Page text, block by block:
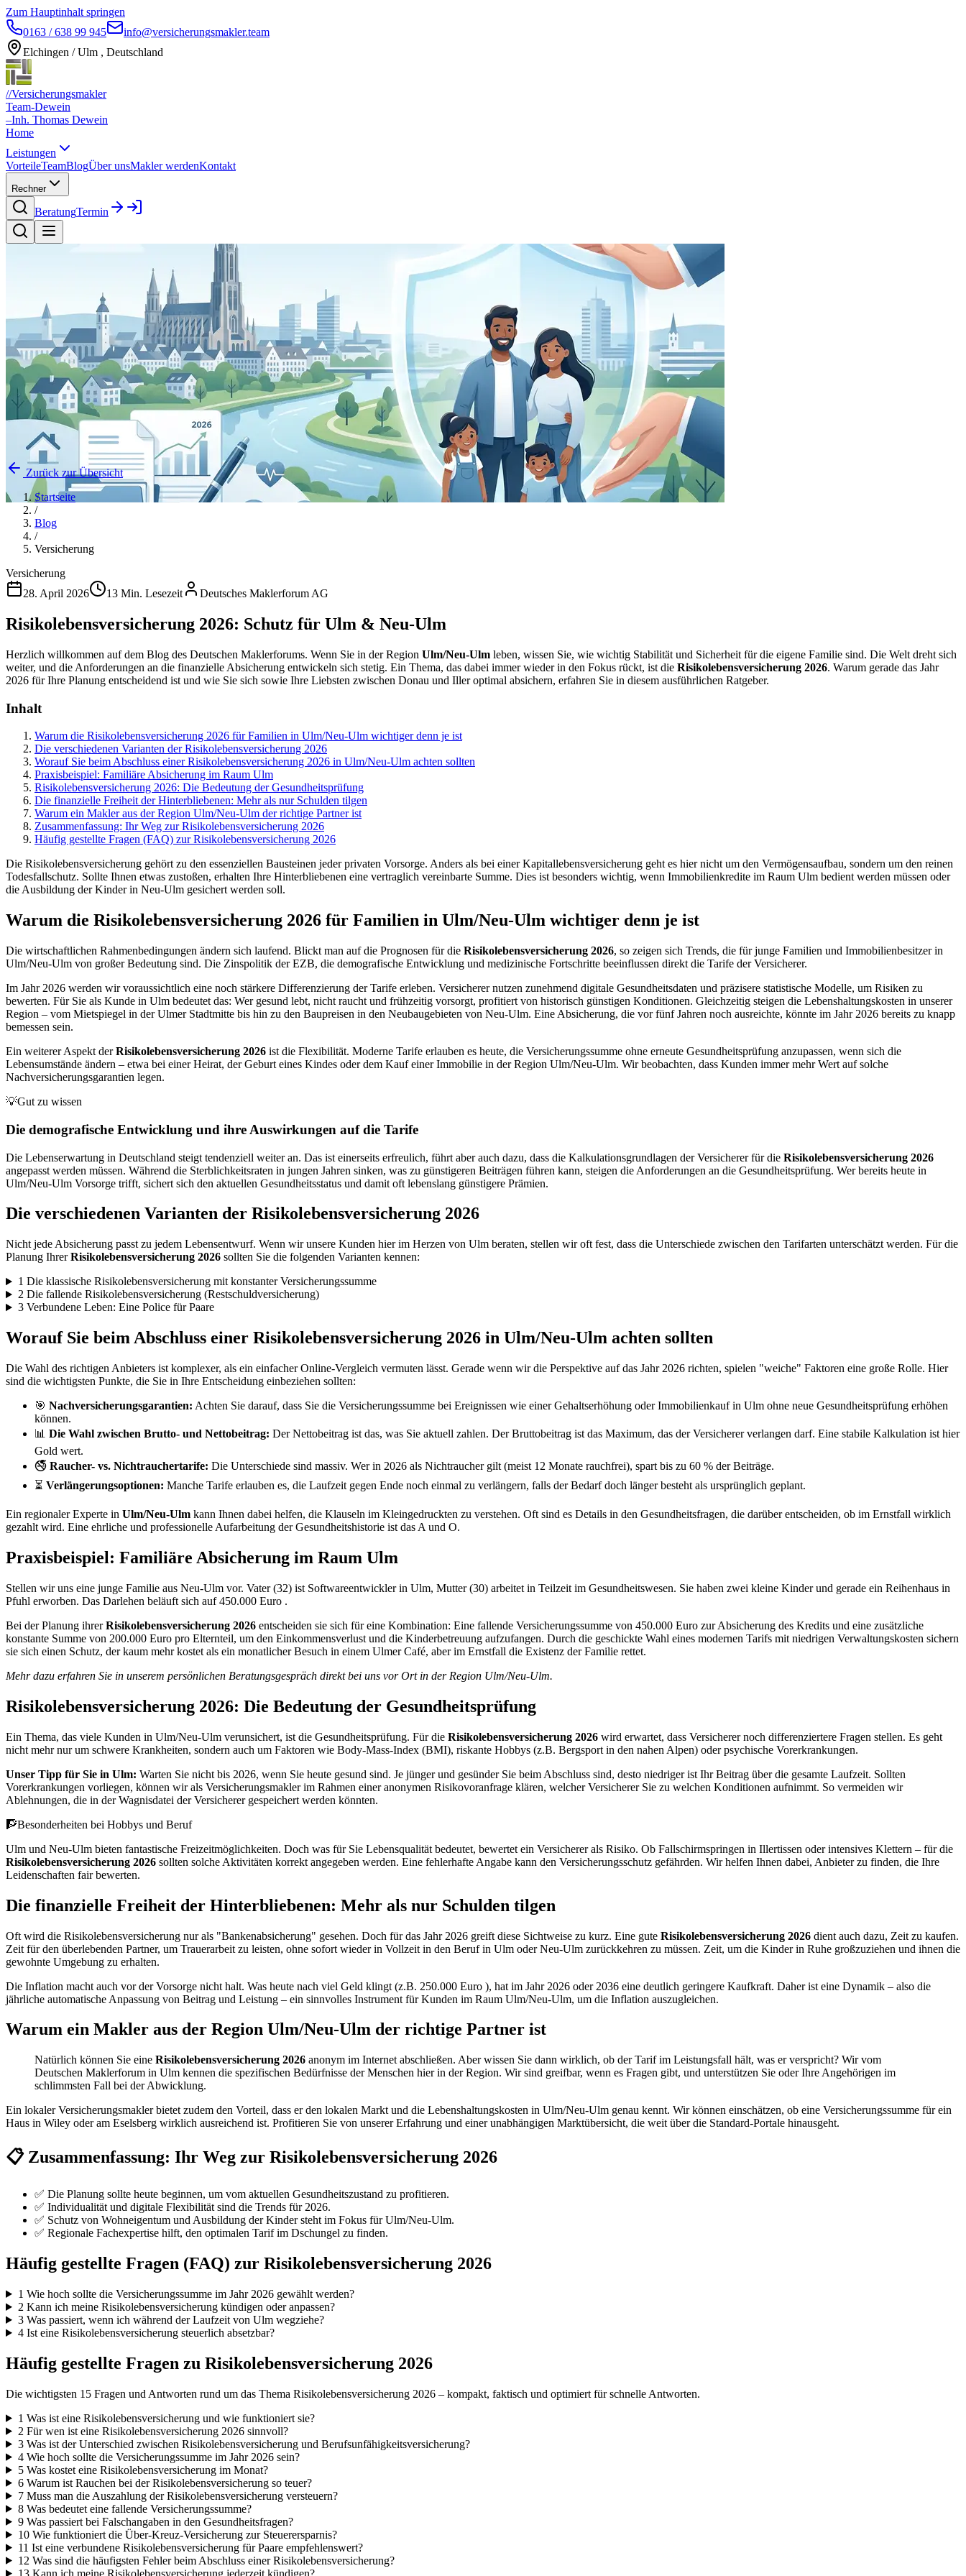
Zum Hauptinhalt springen
0163 / 638 99 945
info@versicherungsmakler.team
Elchingen / Ulm , Deutschland
//Versicherungsmakler
Team-Dewein
–Inh. Thomas Dewein
Home
Leistungen
VorteileTeamBlogÜber unsMakler werdenKontakt
Rechner
BeratungTermin
Zurück zur Übersicht
Startseite
/
Blog
/
Versicherung
Versicherung
28. April 2026
13 Min. Lesezeit Deutsches Maklerforum AG
Risikolebensversicherung 2026: Schutz für Ulm & Neu-Ulm
Herzlich willkommen auf dem Blog des Deutschen Maklerforums. Wenn Sie in der Region Ulm/Neu-Ulm leben, wissen Sie, wie wichtig Stabilität und Sicherheit für die eigene Familie sind. Die Welt dreht sich
weiter, und die Anforderungen an die finanzielle Absicherung entwickeln sich stetig. Ein Thema, das dabei immer wieder in den Fokus rückt, ist die Risikolebensversicherung 2026. Warum gerade das Jahr
2026 für Ihre Planung entscheidend ist und wie Sie sich sowie Ihre Liebsten zwischen Donau und Iller optimal absichern, erfahren Sie in diesem ausführlichen Ratgeber.
Inhalt
Warum die Risikolebensversicherung 2026 für Familien in Ulm/Neu-Ulm wichtiger denn je ist
Die verschiedenen Varianten der Risikolebensversicherung 2026
Worauf Sie beim Abschluss einer Risikolebensversicherung 2026 in Ulm/Neu-Ulm achten sollten
Praxisbeispiel: Familiäre Absicherung im Raum Ulm
Risikolebensversicherung 2026: Die Bedeutung der Gesundheitsprüfung
Die finanzielle Freiheit der Hinterbliebenen: Mehr als nur Schulden tilgen
Warum ein Makler aus der Region Ulm/Neu-Ulm der richtige Partner ist
Zusammenfassung: Ihr Weg zur Risikolebensversicherung 2026
Häufig gestellte Fragen (FAQ) zur Risikolebensversicherung 2026
Die Risikolebensversicherung gehört zu den essenziellen Bausteinen jeder privaten Vorsorge. Anders als bei einer Kapitallebensversicherung geht es hier nicht um den Vermögensaufbau, sondern um den reinen
Todesfallschutz. Sollte Ihnen etwas zustoßen, erhalten Ihre Hinterbliebenen eine vertraglich vereinbarte Summe. Dies ist besonders wichtig, wenn Immobilienkredite im Raum Ulm bedient werden müssen oder
die Ausbildung der Kinder in Neu-Ulm gesichert werden soll.
Warum die Risikolebensversicherung 2026 für Familien in Ulm/Neu-Ulm wichtiger denn je ist
Die wirtschaftlichen Rahmenbedingungen ändern sich laufend. Blickt man auf die Prognosen für die Risikolebensversicherung 2026, so zeigen sich Trends, die für junge Familien und Immobilienbesitzer in
Ulm/Neu-Ulm von großer Bedeutung sind. Die Zinspolitik der EZB, die demografische Entwicklung und medizinische Fortschritte beeinflussen direkt die Tarife der Versicherer.
Im Jahr 2026 werden wir voraussichtlich eine noch stärkere Differenzierung der Tarife erleben. Versicherer nutzen zunehmend digitale Gesundheitsdaten und präzisere statistische Modelle, um Risiken zu
bewerten. Für Sie als Kunde in Ulm bedeutet das: Wer gesund lebt, nicht raucht und frühzeitig vorsorgt, profitiert von historisch günstigen Konditionen. Gleichzeitig steigen die Lebenshaltungskosten in unserer
Region – vom Mietspiegel in der Ulmer Stadtmitte bis hin zu den Baupreisen in den Neubaugebieten von Neu-Ulm. Eine Absicherung, die vor fünf Jahren noch ausreichte, könnte im Jahr 2026 bereits zu knapp
bemessen sein.
Ein weiterer Aspekt derRisikolebensversicherung 2026 ist die Flexibilität. Moderne Tarife erlauben es heute, die Versicherungssumme ohne erneute Gesundheitsprüfung anzupassen, wenn sich die
Lebensumstände ändern – etwa bei einer Heirat, der Geburt eines Kindes oder dem Kauf einer Immobilie in der Region Ulm/Neu-Ulm. Wir beobachten, dass Kunden immer mehr Wert auf solche
Nachversicherungsgarantien legen.
💡Gut zu wissen
Die demografische Entwicklung und ihre Auswirkungen auf die Tarife
Die Lebenserwartung in Deutschland steigt tendenziell weiter an. Das ist einerseits erfreulich, führt aber auch dazu, dass die Kalkulationsgrundlagen der Versicherer für die Risikolebensversicherung 2026
angepasst werden müssen. Während die Sterblichkeitsraten in jungen Jahren sinken, was zu günstigeren Beiträgen führen kann, steigen die Anforderungen an die Gesundheitsprüfung. Wer bereits heute in
Ulm/Neu-Ulm Vorsorge trifft, sichert sich den aktuellen Gesundheitsstatus und damit oft lebenslang günstigere Prämien.
Die verschiedenen Varianten der Risikolebensversicherung 2026
Nicht jede Absicherung passt zu jedem Lebensentwurf. Wenn wir unsere Kunden hier im Herzen von Ulm beraten, stellen wir oft fest, dass die Unterschiede zwischen den Tarifarten unterschätzt werden. Für die
Planung IhrerRisikolebensversicherung 2026 sollten Sie die folgenden Varianten kennen:
1 Die klassische Risikolebensversicherung mit konstanter Versicherungssumme
2 Die fallende Risikolebensversicherung (Restschuldversicherung)
3Verbundene Leben: Eine Police für Paare
Worauf Sie beim Abschluss einer Risikolebensversicherung 2026 in Ulm/Neu-Ulm achten sollten
Die Wahl des richtigen Anbieters ist komplexer, als ein einfacher Online-Vergleich vermuten lässt. Gerade wenn wir die Perspektive auf das Jahr 2026 richten, spielen "weiche" Faktoren eine große Rolle. Hier
sind die wichtigsten Punkte, die Sie in Ihre Entscheidung einbeziehen sollten:
🎯 Nachversicherungsgarantien: Achten Sie darauf, dass Sie die Versicherungssumme bei Ereignissen wie einer Gehaltserhöhung oder Immobilienkauf in Ulm ohne neue Gesundheitsprüfung erhöhen
können.
📊 Die Wahl zwischen Brutto- und Nettobeitrag: Der Nettobeitrag ist das, was Sie aktuell zahlen. Der Bruttobeitrag ist das Maximum, das der Versicherer verlangen darf. Eine stabile Kalkulation ist hier
Gold wert.
🚭 Raucher- vs. Nichtrauchertarife: Die Unterschiede sind massiv. Wer in 2026 als Nichtraucher gilt (meist 12 Monate rauchfrei), spart bis zu 60 % der Beiträge.
⏳ Verlängerungsoptionen: Manche Tarife erlauben es, die Laufzeit gegen Ende noch einmal zu verlängern, falls der Bedarf doch länger besteht als ursprünglich geplant.
Ein regionaler Experte in Ulm/Neu-Ulm kann Ihnen dabei helfen, die Klauseln im Kleingedruckten zu verstehen. Oft sind es Details in den Gesundheitsfragen, die darüber entscheiden, ob im Ernstfall wirklich
gezahlt wird. Eine ehrliche und professionelle Aufarbeitung der Gesundheitshistorie ist das A und O.
Praxisbeispiel: Familiäre Absicherung im Raum Ulm
Stellen wir uns eine junge Familie aus Neu-Ulm vor. Vater (32) ist Softwareentwickler in Ulm, Mutter (30) arbeitet in Teilzeit im Gesundheitswesen. Sie haben zwei kleine Kinder und gerade ein Reihenhaus in
Pfuhl erworben. Das Darlehen beläuft sich auf450.000 Euro .
Bei der Planung ihrerRisikolebensversicherung 2026 entscheiden sie sich für eine Kombination: Eine fallende Versicherungssumme von 450.000 Euro zur Absicherung des Kredits und eine zusätzliche
konstante Summe von 200.000 Euro pro Elternteil, um den Einkommensverlust und die Kinderbetreuung aufzufangen. Durch die geschickte Wahl eines modernen Tarifs mit niedrigen Verwaltungskosten sichern
sie sich einen Schutz, der kaum mehr kostet als ein monatlicher Besuch in einem Ulmer Café, aber im Ernstfall die Existenz der Familie rettet.
Mehr dazu erfahren Sie in unserem persönlichen Beratungsgespräch direkt bei uns vor Ort in der Region Ulm/Neu-Ulm.
Risikolebensversicherung 2026: Die Bedeutung der Gesundheitsprüfung
Ein Thema, das viele Kunden in Ulm/Neu-Ulm verunsichert, ist die Gesundheitsprüfung. Für die Risikolebensversicherung 2026 wird erwartet, dass Versicherer noch differenziertere Fragen stellen. Es geht
nicht mehr nur um schwere Krankheiten, sondern auch um Faktoren wie Body-Mass-Index (BMI), riskante Hobbys (z.B. Bergsport in den nahen Alpen) oder psychische Vorerkrankungen.
Unser Tipp für Sie in Ulm: Warten Sie nicht bis 2026, wenn Sie heute gesund sind. Je jünger und gesünder Sie beim Abschluss sind, desto niedriger ist Ihr Beitrag über die gesamte Laufzeit. Sollten
Vorerkrankungen vorliegen, können wir als Versicherungsmakler im Rahmen einer anonymen Risikovoranfrage klären, welcher Versicherer Sie zu welchen Konditionen aufnimmt. So vermeiden wir
Ablehnungen, die in der Wagnisdatei der Versicherer gespeichert werden könnten.
🧗Besonderheiten bei Hobbys und Beruf
Ulm und Neu-Ulm bieten fantastische Freizeitmöglichkeiten. Doch was für Sie Lebensqualität bedeutet, bewertet ein Versicherer als Risiko. Ob Fallschirmspringen in Illertissen oder intensives Klettern – für die
Risikolebensversicherung 2026 sollten solche Aktivitäten korrekt angegeben werden. Eine fehlerhafte Angabe kann den Versicherungsschutz gefährden. Wir helfen Ihnen dabei, Anbieter zu finden, die Ihre
Leidenschaften fair bewerten.
Die finanzielle Freiheit der Hinterbliebenen: Mehr als nur Schulden tilgen
Oft wird die Risikolebensversicherung nur als "Bankenabsicherung" gesehen. Doch für das Jahr 2026 greift diese Sichtweise zu kurz. Eine gute Risikolebensversicherung 2026 dient auch dazu, Zeit zu kaufen.
Zeit für den überlebenden Partner, um Trauerarbeit zu leisten, ohne sofort wieder in Vollzeit in den Beruf in Ulm oder Neu-Ulm zurückkehren zu müssen. Zeit, um die Kinder in Ruhe großzuziehen und ihnen die
gewohnte Umgebung zu erhalten.
Die Inflation macht auch vor der Vorsorge nicht halt. Was heute nach viel Geld klingt (z.B. 250.000 Euro ), hat im Jahr 2026 oder 2036 eine deutlich geringere Kaufkraft. Daher ist eine Dynamik – also die
jährliche automatische Anpassung von Beitrag und Leistung – ein sinnvolles Instrument für Kunden im Raum Ulm/Neu-Ulm, um die Inflation auszugleichen.
Warum ein Makler aus der Region Ulm/Neu-Ulm der richtige Partner ist
Natürlich können Sie eine Risikolebensversicherung 2026 anonym im Internet abschließen. Aber wissen Sie dann wirklich, ob der Tarif im Leistungsfall hält, was er verspricht? Wir vom
Deutschen Maklerforum in Ulm kennen die spezifischen Bedürfnisse der Menschen hier in der Region. Wir sind greifbar, wenn es Fragen gibt, und unterstützen Sie oder Ihre Angehörigen im
schlimmsten Fall bei der Abwicklung.
Ein lokaler Versicherungsmakler bietet zudem den Vorteil, dass er den lokalen Markt und die Lebenshaltungskosten in Ulm/Neu-Ulm genau kennt. Wir können einschätzen, ob eine Versicherungssumme für ein
Haus in Wiley oder am Eselsberg wirklich ausreichend ist. Profitieren Sie von unserer Erfahrung und einer unabhängigen Marktübersicht, die weit über die Standard-Portale hinausgeht.
📋 Zusammenfassung: Ihr Weg zur Risikolebensversicherung 2026
✅ Die Planung sollte heute beginnen, um vom aktuellen Gesundheitszustand zu profitieren.
✅ Individualität und digitale Flexibilität sind die Trends für 2026.
✅ Schutz von Wohneigentum und Ausbildung der Kinder steht im Fokus für Ulm/Neu-Ulm.
✅ Regionale Fachexpertise hilft, den optimalen Tarif im Dschungel zu finden.
Häufig gestellte Fragen (FAQ) zur Risikolebensversicherung 2026
1 Wie hoch sollte die Versicherungssumme im Jahr 2026 gewählt werden?
2 Kann ich meine Risikolebensversicherung kündigen oder anpassen?
3Was passiert, wenn ich während der Laufzeit von Ulm wegziehe?
4Ist eine Risikolebensversicherung steuerlich absetzbar?
Häufig gestellte Fragen zu Risikolebensversicherung 2026
Die wichtigsten 15 Fragen und Antworten rund um das Thema Risikolebensversicherung 2026 – kompakt, faktisch und optimiert für schnelle Antworten.
1 Was ist eine Risikolebensversicherung und wie funktioniert sie?
2 Für wen ist eine Risikolebensversicherung 2026 sinnvoll?
3Was ist der Unterschied zwischen Risikolebensversicherung und Berufsunfähigkeitsversicherung?
4Wie hoch sollte die Versicherungssumme im Jahr 2026 sein?
5Was kostet eine Risikolebensversicherung im Monat?
6Warum ist Rauchen bei der Risikolebensversicherung so teuer?
7Muss man die Auszahlung der Risikolebensversicherung versteuern?
8Was bedeutet eine fallende Versicherungssumme?
9Was passiert bei Falschangaben in den Gesundheitsfragen?
10Wie funktioniert die Über-Kreuz-Versicherung zur Steuerersparnis?
11 Ist eine verbundene Risikolebensversicherung für Paare empfehlenswert?
12 Was sind die häufigsten Fehler beim Abschluss einer Risikolebensversicherung?
13Kann ich meine Risikolebensversicherung jederzeit kündigen?